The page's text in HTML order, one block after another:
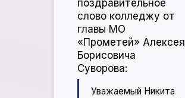
поздравительное
слово колледжу от
главы МО
«Прометей» Алексея
Борисовича
Суворова:
Уважаемый Никита